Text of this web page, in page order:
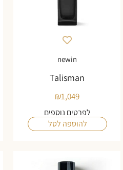
newin
Talisman
₪1,049
לפרטים נוספים
להוספה לסל